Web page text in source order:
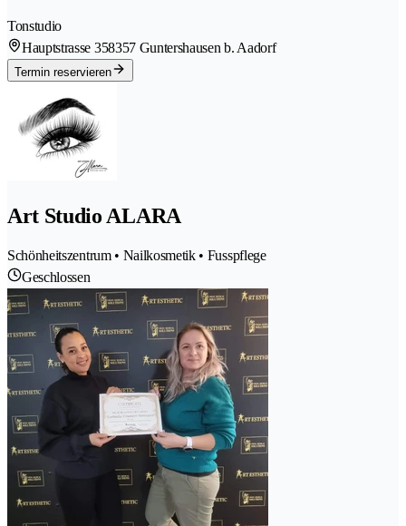
Tonstudio
Hauptstrasse 358357 Guntershausen b. Aadorf
Termin reservieren
Art Studio ALARA
Schönheitszentrum • Nailkosmetik • Fusspflege
Geschlossen